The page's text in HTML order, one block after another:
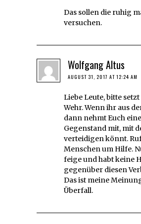
Das sollen die ruhig
versuchen.
Wolfgang Altus
AUGUST 31, 2017 AT 12:24 AM
Liebe Leute, bitte
Wehr. Wenn ihr aus
dann nehmt Euch
Gegenstand mit, mit
verteidigen könnt.
Menschen um Hilfe.
feige und habt keine
gegenüber diesen
Das ist meine
Überfall.